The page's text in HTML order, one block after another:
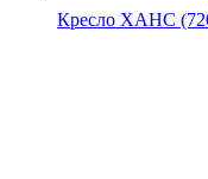
Кресло ХАНС